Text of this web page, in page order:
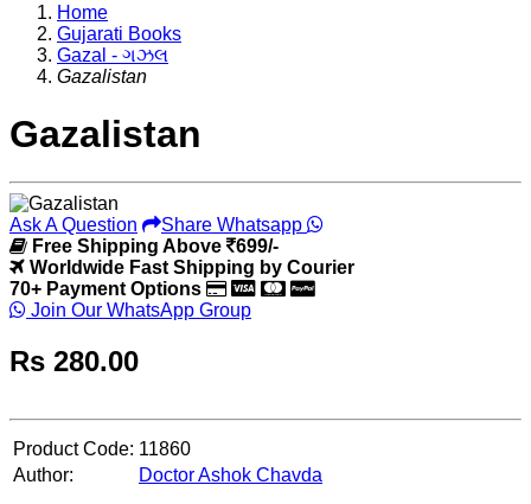
Home
Gujarati Books
Gazal - ગઝલ
Gazalistan
Gazalistan
Ask A Question
Share Whatsapp
Free Shipping Above
699/-
Worldwide Fast Shipping by Courier
70+ Payment Options
Join Our WhatsApp Group
Rs 280.00
Product Code: 11860
Author:
Doctor Ashok Chavda